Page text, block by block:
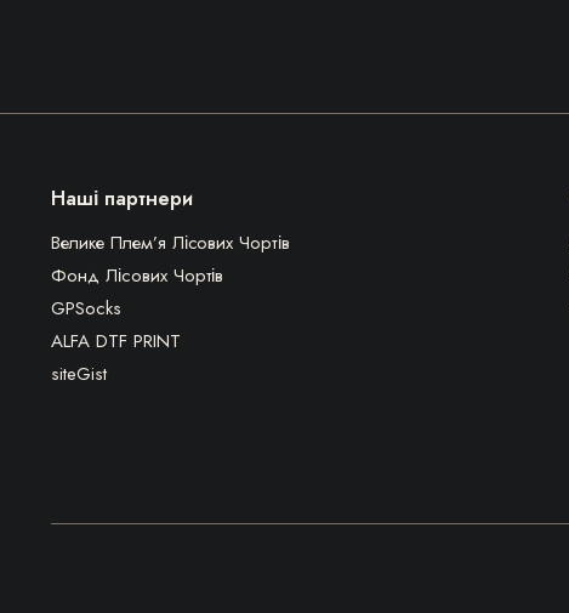
Наші партнери
Велике Плем’я Лісових Чортів
Фонд Лісових Чортів
GPSocks
ALFA DTF PRINT
siteGist